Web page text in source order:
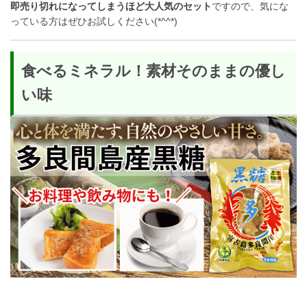
即売り切れになってしまうほど大人気のセットですので、気にな
っている方はぜひお試しください(*^^*)
食べるミネラル！素材そのままの優し
い味